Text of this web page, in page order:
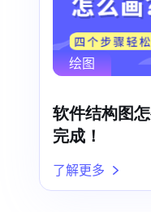
绘图
软件结构图
完成！
了解更多